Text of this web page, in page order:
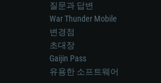
질문과 답변
War Thunder Mobile
변경점
초대장
Gaijin Pass
유용한 소프트웨어